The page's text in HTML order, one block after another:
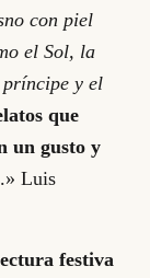
con piel
el Sol, la
y el
que
un gusto y
.» Luis
festiva